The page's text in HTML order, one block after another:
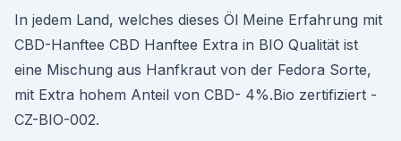
In jedem Land, welches dieses Öl Meine Erfahrung mit
CBD-Hanftee CBD Hanftee Extra in BIO Qualität ist
eine Mischung aus Hanfkraut von der Fedora Sorte,
mit Extra hohem Anteil von CBD- 4%.Bio zertifiziert -
CZ-BIO-002.